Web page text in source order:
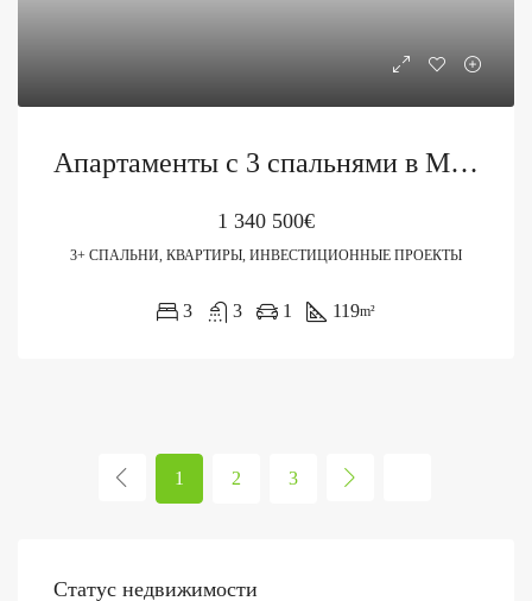
Апартаменты с 3 спальнями в Marina Village, здание Jasmin
1 340 500€
3+ СПАЛЬНИ, КВАРТИРЫ, ИНВЕСТИЦИОННЫЕ ПРОЕКТЫ
3 3 1 119m²
1 2 3
Статус недвижимости